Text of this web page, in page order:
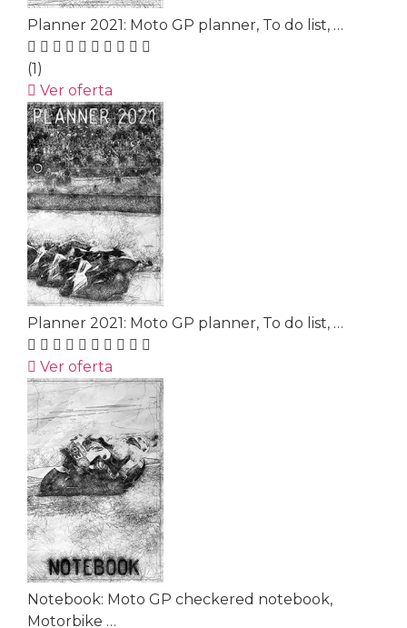
Planner 2021: Moto GP planner, To do list, …
(1)
Ver oferta
Planner 2021: Moto GP planner, To do list, …
Ver oferta
Notebook: Moto GP checkered notebook,
Motorbike …